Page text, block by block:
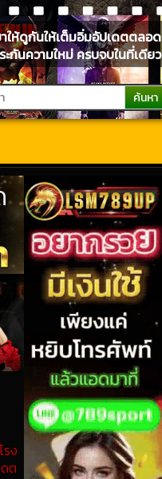
ให้ดูกันให้เต็มอิ่มอัปเดตตลอด
ะกันความใหม่ ครบจบในที่เดียว
ค้นหา
ง
ต